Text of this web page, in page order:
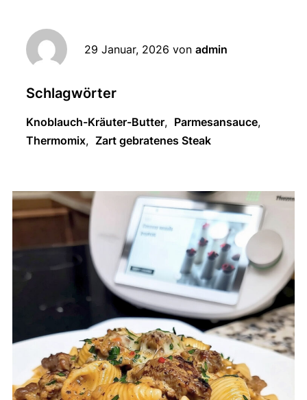
29 Januar, 2026 von admin
Schlagwörter
Knoblauch-Kräuter-Butter, Parmesansauce,
Thermomix, Zart gebratenes Steak